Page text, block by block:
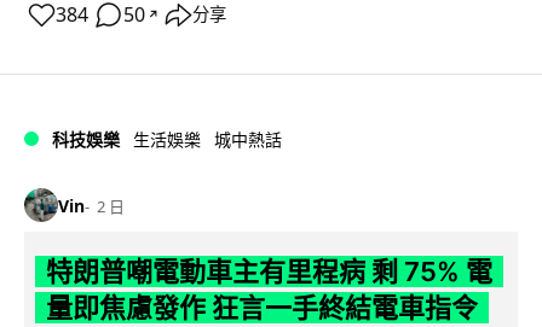
384 50 ↗ 分享
科技娛樂 生活娛樂 城中熱話
Vin 2 日
特朗普嘲電動車主有里程病 剩 75% 電
量即焦慮發作 狂言一手終結電車指令